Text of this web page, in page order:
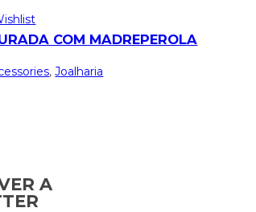
COM MADREPEROLA
,Joalharia
A